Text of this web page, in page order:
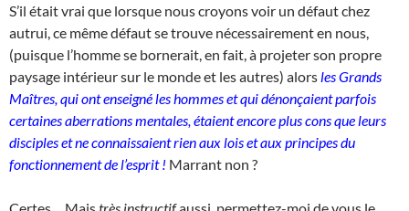
S’il était vrai que lorsque nous croyons voir un défaut chez
autrui, ce même défaut se trouve nécessairement en nous,
(puisque l’homme se bornerait, en fait, à projeter son propre
paysage intérieur sur le monde et les autres) alors les Grands
Maîtres, qui ont enseigné les hommes et qui dénonçaient parfois
certaines aberrations mentales, étaient encore plus cons que leurs
disciples et ne connaissaient rien aux lois et aux principes du
fonctionnement de l’esprit ! Marrant non ?
Certes… Maistrès instructifaussi, permettez-moi de vous le